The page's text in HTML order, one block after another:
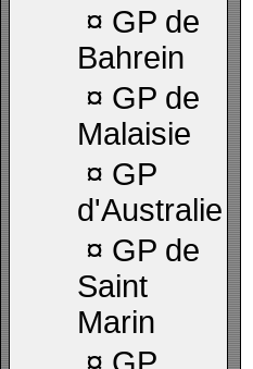
¤ GP de
Bahrein
¤ GP de
Malaisie
¤ GP
d'Australie
¤ GP de
Saint
Marin